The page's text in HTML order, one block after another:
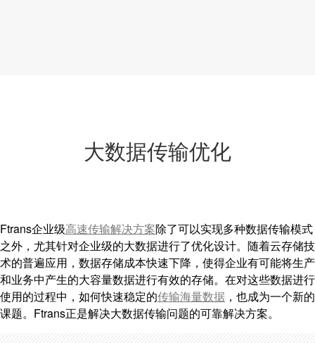
大数据传输优化
Ftrans企业级高速传输解决方案除了可以实现多种数据传输模式
之外，尤其针对企业级的大数据进行了优化设计。随着云存储技
术的普遍应用，数据存储成本快速下降，使得企业有可能将生产
和业务中产生的大容量数据进行有效的存储。在对这些数据进行
使用的过程中，如何快速稳定的传输海量数据 ，也成为一个新的
课题。Ftrans正是解决大数据传输问题的可靠解决方案。